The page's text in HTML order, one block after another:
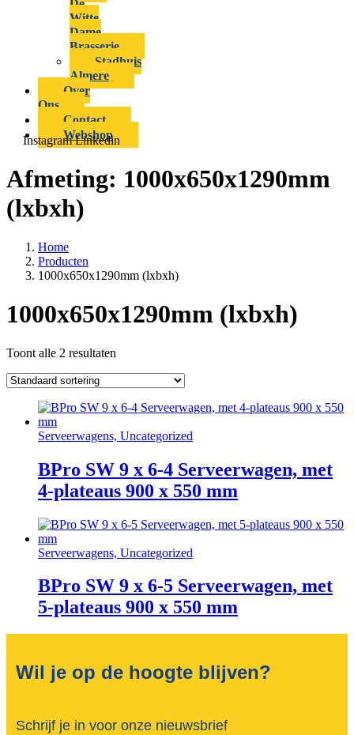
De
Witte
Dame
Brasserie
Stadhuis
Almere
Over
Ons
Contact
Webshop
Instagram Linkedin
Afmeting: 1000x650x1290mm
(lxbxh)
Home
Producten
1000x650x1290mm (lxbxh)
1000x650x1290mm (lxbxh)
Toont alle 2 resultaten
Serveerwagens, Uncategorized
BPro SW 9 x 6-4 Serveerwagen, met
4-plateaus 900 x 550 mm
Serveerwagens, Uncategorized
BPro SW 9 x 6-5 Serveerwagen, met
5-plateaus 900 x 550 mm
Wil je op de hoogte blijven?
Schrijf je in voor onze nieuwsbrief